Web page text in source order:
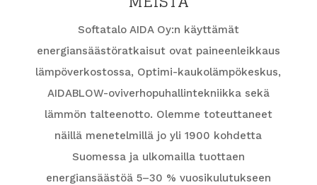
Softatalo AIDA Oy:n käyttämät
energiansäästöratkaisut ovat paineenleikkaus
lämpöverkostossa, Optimi-kaukolämpökeskus,
AIDABLOW-oviverhopuhallintekniikka sekä
lämmön talteenotto. Olemme toteuttaneet
näillä menetelmillä jo yli 1900 kohdetta
Suomessa ja ulkomailla tuottaen
energiansäästöä 5–30 % vuosikulutukseen